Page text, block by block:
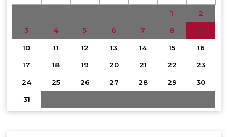
1 2
3 4 5 6 7 8 9
10 11 12 13 14 15 16
17 18 19 20 21 22 23
24 25 26 27 28 29 30
31